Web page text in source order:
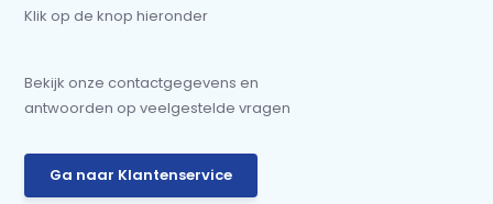
Klik op de knop hieronder
Bekijk onze contactgegevens en
antwoorden op veelgestelde vragen
Ga naar Klantenservice